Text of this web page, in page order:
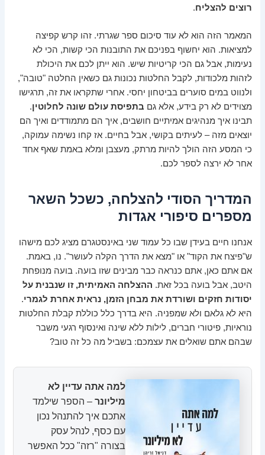
רוצים להצליח.
המאמר הזה הוא לא עוד סיכום ספר שגרתי. זהו קרש קפיצה
למציאות. הוא יחשוף בפניכם את התובנות הכי קשות, הכי לא
נעימות, אבל גם הכי קריטיות שיש. הוא ייתן לכם את היכולת
לזהות מלכודות, לקבל החלטות נכונות גם כשאין החלטה "טובה",
ולנווט במים סוערים בביטחון יחסי. אחרי שתקראו את זה, תרגישו
מצוידים לא רק בידע, אלא גם בתפיסת עולם שונה לחלוטין.
תבינו איך מנהיגים אמיתיים חושבים, איך הם מתמודדים ואיך הם
יוצאים מזה – לעיתים בקושי, אבל בחיים. אז קחו נשימה עמוקה,
כי המסע הזה הולך להיות מרתק, מעצבן ומלא באמת שאף אחד
אחר לא ירצה לספר לכם.
המדריך הסודי להצלחה, כשכל השאר
מספרים סיפורי אגדות
אנחנו חיים בעידן שבו כל עמוד שני באינסטגרם מציג לכם מישהו
ש"פיצח את הקוד" או "מצא את הדרך הקלה לעושר". נו, באמת.
אם אתם כאן, אתם כנראה כבר מבינים שזו בועה. בועה מנופחת
היטב, אבל בועה בכל זאת. ההצלחה האמיתית, זו שנבנית על
יסודות חזקים ושורדת את מבחן הזמן, נראית אחרת לגמרי.
היא לא גלאם ולא שמפניה. היא בדרך כלל כוללת קבלת החלטות
נוראיות, פיטורי חברים, לילות ללא שינה ואינסוף רגעי משבר
שבהם אתם שואלים את עצמכם: בשביל מה כל זה טוב?
למה אתה עדיין לא
מיליונר – הספר שילמד
אתכם איך להתנהל נכון
עם כסף, לנהל עסק
בצורה "רזה" ככל האפשר